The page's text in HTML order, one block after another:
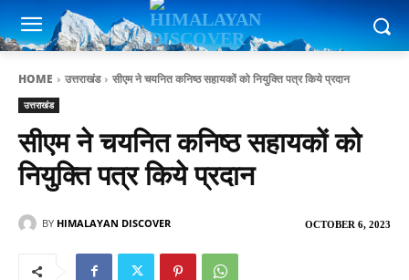
HOME उत्तराखंड सीएम ने चयनित कनिष्ठ सहायकों को नियुक्ति पत्र किये प्रदान
उत्तराखंड
सीएम ने चयनित कनिष्ठ सहायकों को
नियुक्ति पत्र किये प्रदान
OCTOBER 6, 2023
BY HIMALAYAN DISCOVER